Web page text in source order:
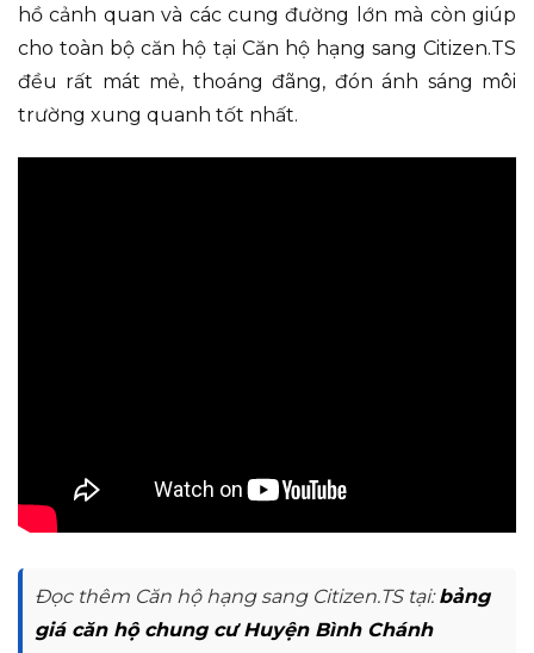
hồ cảnh quan và các cung đường lớn mà còn giúp
cho toàn bộ căn hộ tại Căn hộ hạng sang Citizen.TS
đều rất mát mẻ, thoáng đãng, đón ánh sáng môi
trường xung quanh tốt nhất.
Đọc thêm Căn hộ hạng sang Citizen.TS tại:bảng
giá căn hộ chung cư Huyện Bình Chánh